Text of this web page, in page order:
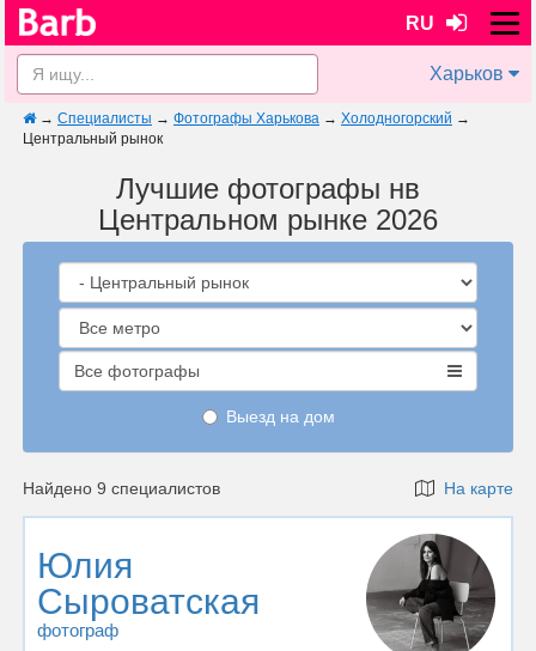
RU
Харьков
→ Специалисты → Фотографы Харькова → Холодногорский →
Центральный рынок
Лучшие фотографы нв
Центральном рынке 2026
Все фотографы
Выезд на дом
Найдено 9 специалистов На карте
Юлия
Сыроватская
фотограф